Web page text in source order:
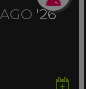
AGO '26